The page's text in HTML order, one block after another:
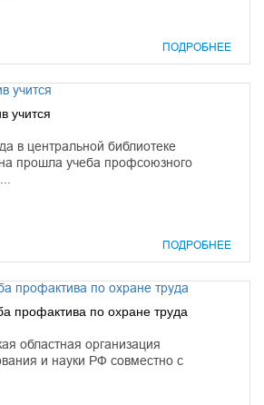
ПОДРОБНЕЕ
учится
в центральной библиотеке
прошла учеба профсоюзного
ПОДРОБНЕЕ
профактива по охране труда
областная организация
и науки РФ совместно с